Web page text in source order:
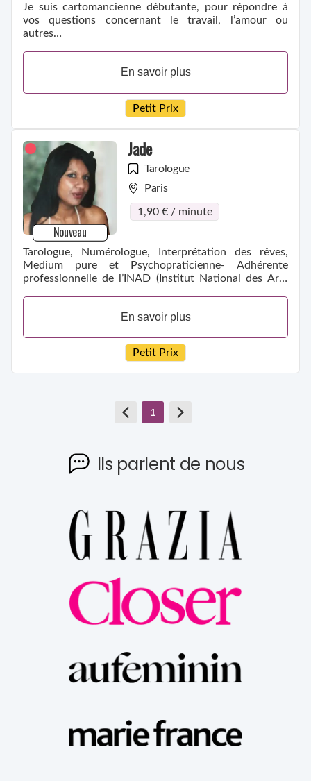
Je suis cartomancienne débutante, pour répondre à
vos questions concernant le travail, l’amour ou
autres…
En savoir plus
Petit Prix
Nouveau
Jade
Tarologue
Paris
1,90 € / minute
Tarologue, Numérologue, Interprétation des rêves,
Medium pure et Psychopraticienne- Adhérente
professionnelle de l’INAD (Institut National des Arts
En savoir plus
Petit Prix
1
Ils parlent de nous